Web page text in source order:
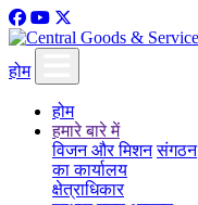
होम
होम
हमारे बारे में
विजन और मिशन संगठन
का कार्यालय
क्षेत्राधिकार